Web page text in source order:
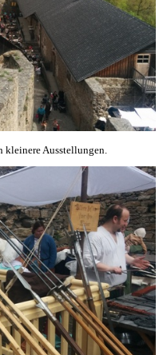
kleinere Ausstellungen.